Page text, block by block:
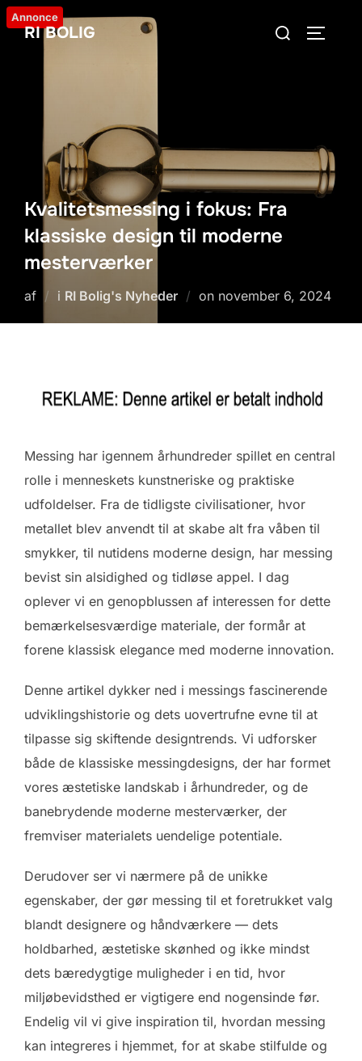
Videre
til
RI BOLIG
Søg
Annonce
Kvalitetsmessing i fokus: Fra
klassiske design til moderne
mesterværker
af i RI Bolig's Nyheder on Udgivet
november 6, 2024
Messing har igennem århundreder spillet en central
rolle i menneskets kunstneriske og praktiske
udfoldelser. Fra de tidligste civilisationer, hvor
metallet blev anvendt til at skabe alt fra våben til
smykker, til nutidens moderne design, har messing
bevist sin alsidighed og tidløse appel. I dag
oplever vi en genopblussen af interessen for dette
bemærkelsesværdige materiale, der formår at
forene klassisk elegance med moderne innovation.
Denne artikel dykker ned i messings fascinerende
udviklingshistorie og dets uovertrufne evne til at
tilpasse sig skiftende designtrends. Vi udforsker
både de klassiske messingdesigns, der har formet
vores æstetiske landskab i århundreder, og de
banebrydende moderne mesterværker, der
fremviser materialets uendelige potentiale.
Derudover ser vi nærmere på de unikke
egenskaber, der gør messing til et foretrukket valg
blandt designere og håndværkere — dets
holdbarhed, æstetiske skønhed og ikke mindst
dets bæredygtige muligheder i en tid, hvor
miljøbevidsthed er vigtigere end nogensinde før.
Endelig vil vi give inspiration til, hvordan messing
kan integreres i hjemmet, for at skabe stilfulde og